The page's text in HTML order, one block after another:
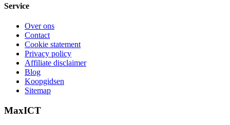
Service
Over ons
Contact
Cookie statement
Privacy policy
Affiliate disclaimer
Blog
Koopgidsen
Sitemap
MaxICT